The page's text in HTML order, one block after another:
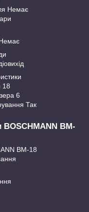
Немає
18
6
Так
BOSCHMANN BM-
BM-18